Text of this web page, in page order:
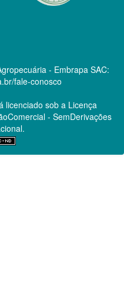
- Embrapa SAC:
fale-conosco
licenciado sob a Licença
- SemDerivações